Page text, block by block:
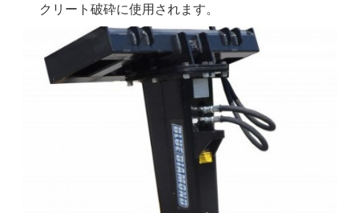
クリート破砕に使用されます。